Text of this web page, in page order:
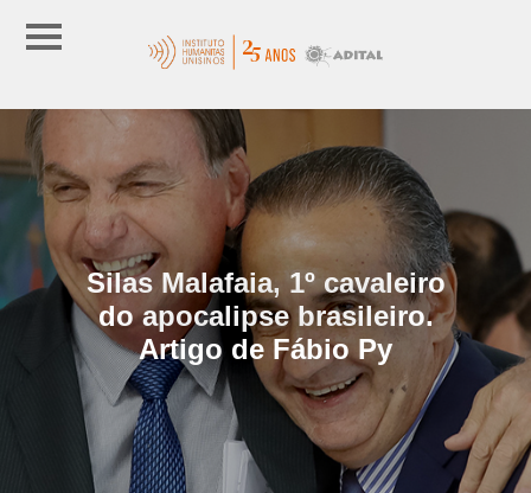
Silas Malafaia, 1º cavaleiro
do apocalipse brasileiro.
Artigo de Fábio Py